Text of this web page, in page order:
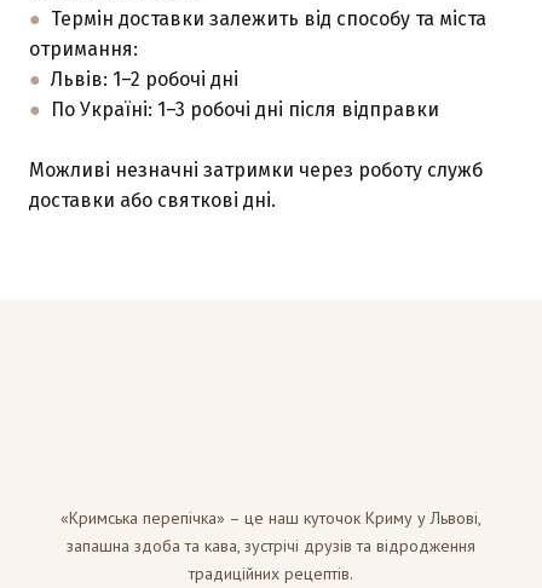
● Термін доставки залежить від способу та міста
отримання:
● Львів: 1–2 робочі дні
● По Україні: 1–3 робочі дні після відправки
Можливі незначні затримки через роботу служб
доставки або святкові дні.
«Кримська перепічка» – це наш куточок Криму у Львові,
запашна здоба та кава, зустрічі друзів та відродження
традиційних рецептів.